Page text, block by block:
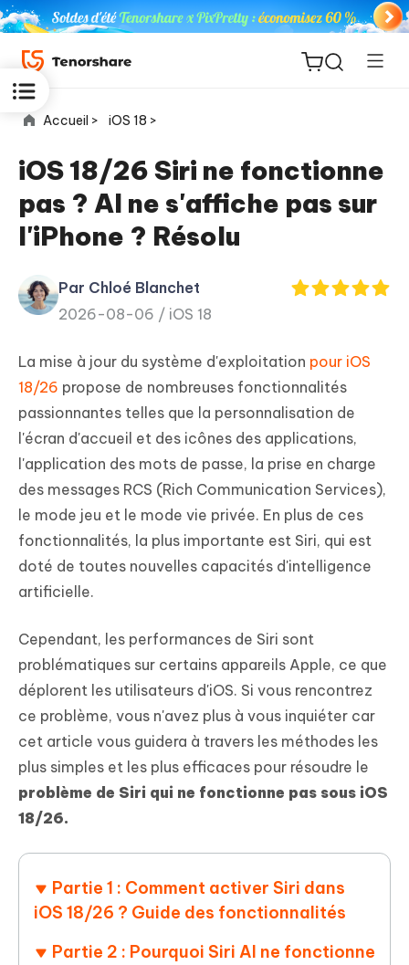
for iOS
PDNob
PDF
New
iAnyGo
Accueil > iOS 18 >
iOS 18/26 Siri ne fonctionne
pas ? AI ne s'affiche pas sur
l'iPhone ? Résolu
Par Chloé Blanchet
2026-08-06 / iOS 18
La mise à jour du système d'exploitation pour iOS
18/26 propose de nombreuses fonctionnalités
passionnantes telles que la personnalisation de
l'écran d'accueil et des icônes des applications,
l'application des mots de passe, la prise en charge
des messages RCS (Rich Communication Services),
le mode jeu et le mode vie privée. En plus de ces
fonctionnalités, la plus importante est Siri, qui est
doté de toutes nouvelles capacités d'intelligence
artificielle.
Cependant, les performances de Siri sont
problématiques sur certains appareils Apple, ce que
déplorent les utilisateurs d'iOS. Si vous rencontrez
ce problème, vous n'avez plus à vous inquiéter car
cet article vous guidera à travers les méthodes les
plus simples et les plus efficaces pour résoudre le
problème de Siri qui ne fonctionne pas sous iOS
18/26.
Partie 1 : Comment activer Siri dans
iOS 18/26 ? Guide des fonctionnalités
Partie 2 : Pourquoi Siri AI ne fonctionne